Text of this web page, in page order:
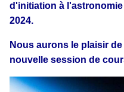
d'initiation à
2024.
Nous aurons le plaisir
nouvelle session de